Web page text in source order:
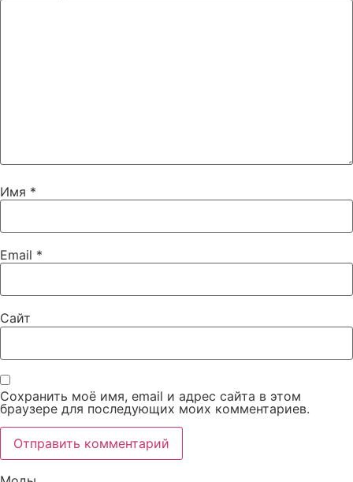
Имя *
Email *
Сайт
Сохранить моё имя, email и адрес сайта в этом
браузере для последующих моих комментариев.